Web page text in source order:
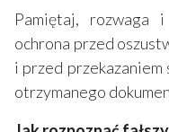
Pamiętaj, rozwaga
ochrona przed
i przed przekazaniem
otrzymanego